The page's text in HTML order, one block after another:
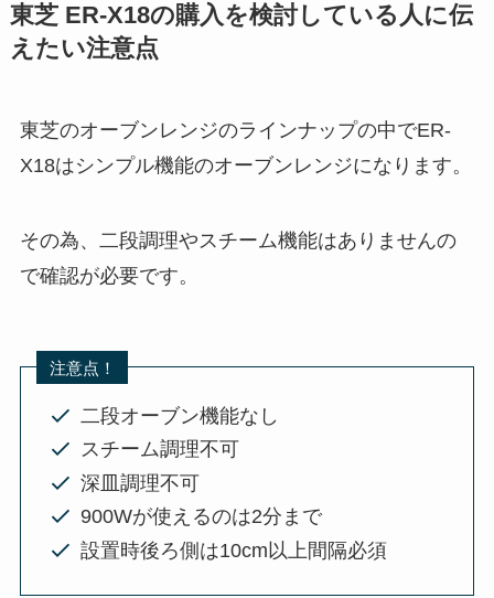
東芝 ER-X18の購入を検討している人に伝
えたい注意点
東芝のオーブンレンジのラインナップの中でER-
X18はシンプル機能のオーブンレンジになります。
その為、二段調理やスチーム機能はありませんの
で確認が必要です。
注意点！
二段オーブン機能なし
スチーム調理不可
深皿調理不可
900Wが使えるのは2分まで
設置時後ろ側は10cm以上間隔必須